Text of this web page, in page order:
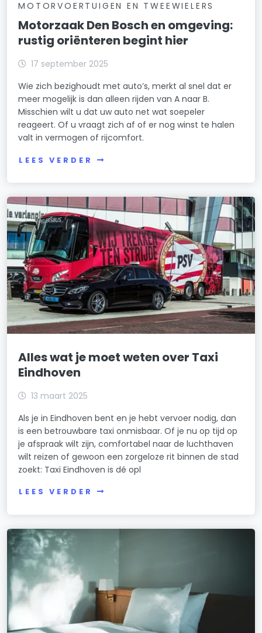
MOTORVOERTUIGEN EN TWEEWIELERS
Motorzaak Den Bosch en omgeving:
rustig oriënteren begint hier
17 september 2025
Wie zich bezighoudt met auto’s, merkt al snel dat er
meer mogelijk is dan alleen rijden van A naar B.
Misschien wilt u dat uw auto net wat soepeler
reageert. Of u vraagt zich af of er nog winst te halen
valt in vermogen of rijcomfort.
LEES VERDER
Alles wat je moet weten over Taxi
Eindhoven
13 maart 2025
Als je in Eindhoven bent en je hebt vervoer nodig, dan
is een betrouwbare taxi onmisbaar. Of je nu op tijd op
je afspraak wilt zijn, comfortabel naar de luchthaven
wilt reizen of gewoon een zorgeloze rit binnen de stad
zoekt: Taxi Eindhoven is dé opl
LEES VERDER